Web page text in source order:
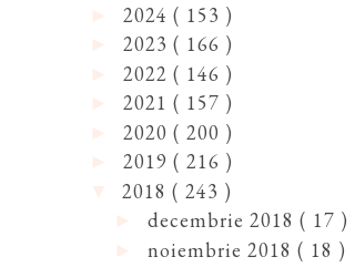
2024 ( 153 )
2023 ( 166 )
2022 ( 146 )
2021 ( 157 )
2020 ( 200 )
2019 ( 216 )
2018 ( 243 )
decembrie 2018 ( 17 )
noiembrie 2018 ( 18 )